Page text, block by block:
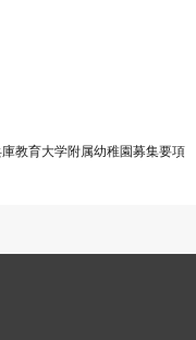
教育大学附属幼稚園募集要項